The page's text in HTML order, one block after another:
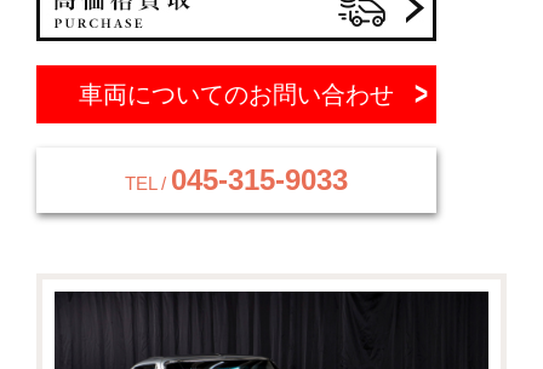
車両についてのお問い合わせ
TEL / 045-315-9033